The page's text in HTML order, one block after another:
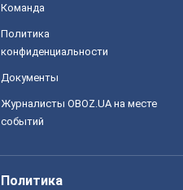
Команда
Политика
конфиденциальности
Документы
Журналисты OBOZ.UA на месте
событий
Политика